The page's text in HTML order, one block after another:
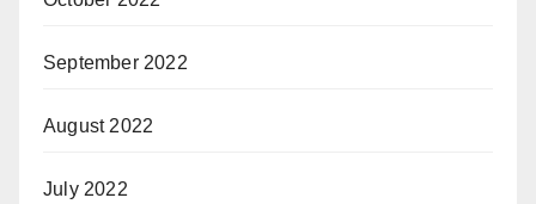
September 2022
August 2022
July 2022